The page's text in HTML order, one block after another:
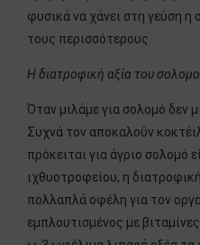
φυσικά να χάνει στη γεύση η
τους περισσότερους.
Η διατροφική αξία του
Όταν μιλάμε για σολομό δεν
Συχνά τον αποκαλούν
πρόκειται για άγριο σολομό
ιχθυοτροφείου, η
πολλαπλά οφέλη για τον
εμπλουτισμένος με